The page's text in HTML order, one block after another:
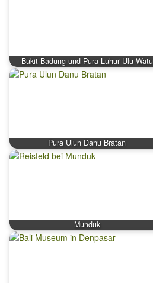
Bukit Badung und Pura Luhur Ulu Watu
Pura Ulun Danu Bratan
Munduk